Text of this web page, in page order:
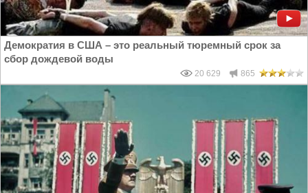
Демократия в США – это реальный тюремный срок за
сбор дождевой воды
20 629 865